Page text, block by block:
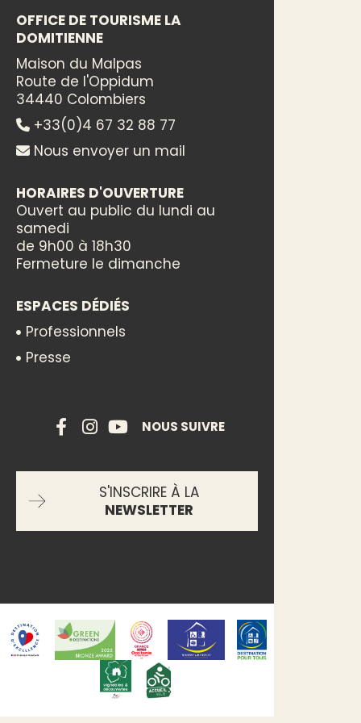
OFFICE DE TOURISME LA
DOMITIENNE
Maison du Malpas
Route de l'Oppidum
34440 Colombiers
+33(0)4 67 32 88 77
Nous envoyer un mail
HORAIRES D'OUVERTURE
Ouvert au public du lundi au
samedi
de 9h00 à 18h30
Fermeture le dimanche
ESPACES DÉDIÉS
Professionnels
Presse
NOUS SUIVRE
S'INSCRIRE À LA
NEWSLETTER